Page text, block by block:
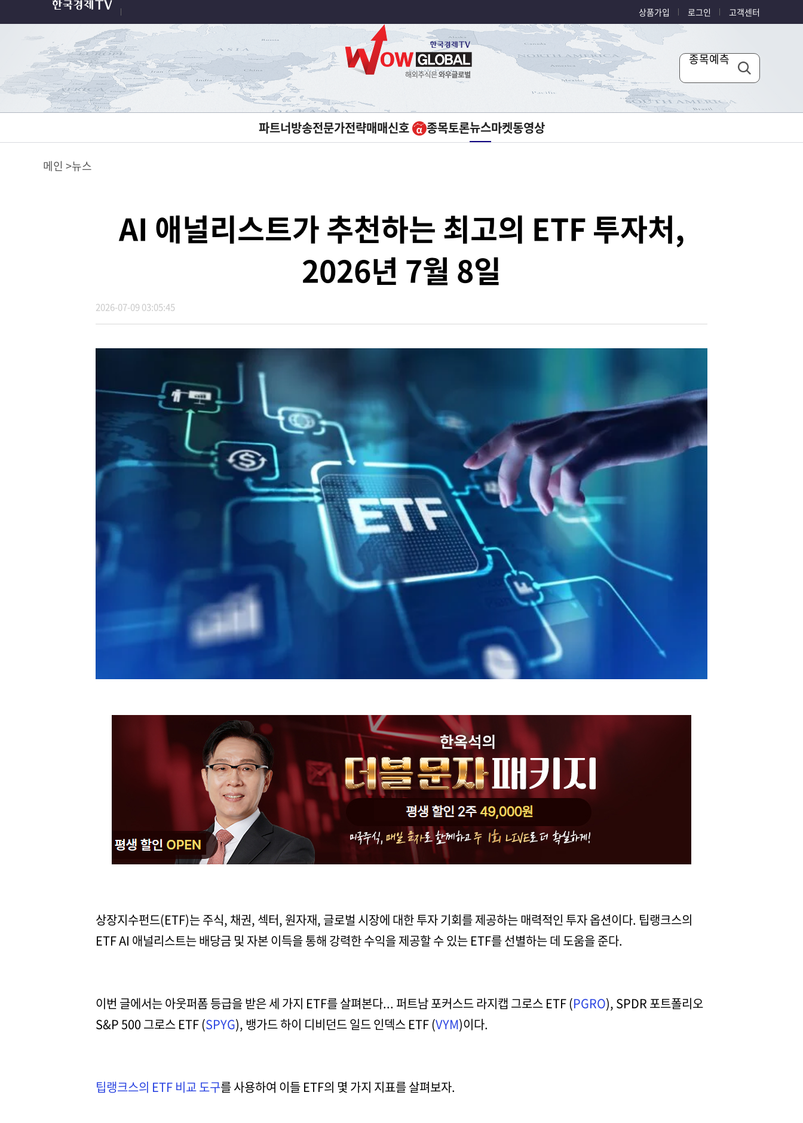
상품가입 로그인 고객센터
종목예측
파트너방송전문가전략매매신호 종목토론뉴스마켓동영상
메인 뉴스
AI 애널리스트가 추천하는 최고의 ETF 투자처,
2026년 7월 8일
2026-07-09 03:05:45
상장지수펀드(ETF)는 주식, 채권, 섹터, 원자재, 글로벌 시장에 대한 투자 기회를 제공하는 매력적인 투자 옵션이다. 팁랭크스의
ETF AI 애널리스트는 배당금 및 자본 이득을 통해 강력한 수익을 제공할 수 있는 ETF를 선별하는 데 도움을 준다.
이번 글에서는 아웃퍼폼 등급을 받은 세 가지 ETF를 살펴본다... 퍼트남 포커스드 라지캡 그로스 ETF (PGRO), SPDR 포트폴리오
S&P 500 그로스 ETF (SPYG), 뱅가드 하이 디비던드 일드 인덱스 ETF (VYM)이다.
팁랭크스의 ETF 비교 도구를 사용하여 이들 ETF의 몇 가지 지표를 살펴보자.